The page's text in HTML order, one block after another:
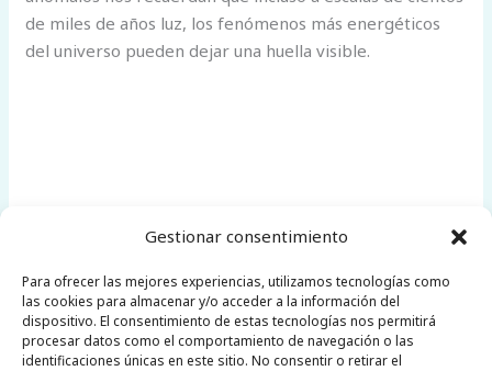
Gestionar consentimiento
Para ofrecer las mejores experiencias, utilizamos tecnologías como
las cookies para almacenar y/o acceder a la información del
dispositivo. El consentimiento de estas tecnologías nos permitirá
procesar datos como el comportamiento de navegación o las
identificaciones únicas en este sitio. No consentir o retirar el
de miles de años luz, los fenómenos más energéticos
del universo pueden dejar una huella visible.
←Entrada anterior
Entrada siguiente